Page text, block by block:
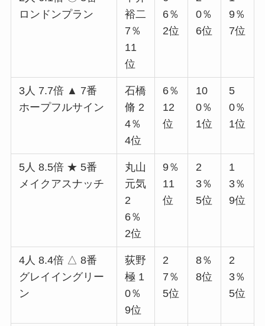
ロンドンプラン
裕二
7％
11
位
6％
2位
0％
6位
9％
7位
3人 7.7倍 ▲ 7番
ホープフルサイン
石橋
脩 2
4％
4位
6％
12
位
10
0％
1位
5
0％
1位
5人 8.5倍 ★ 5番
メイクアスナッチ
丸山
元気
2
6％
2位
9％
11
位
2
3％
5位
1
3％
9位
4人 8.4倍 △ 8番
グレイイングリー
ン
荻野
極 1
0％
9位
2
7％
5位
8％
8位
2
3％
5位